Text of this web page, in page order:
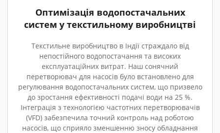
Оптимізація водопостачальних
систем у текстильному виробництві
Текстильне виробництво в Індії страждало від
непостійного водопостачання та високих
експлуатаційних витрат. Наш сонячний
перетворювач для насосів було встановлено для
регулювання водопостачальних систем, що призвело
до зростання ефективності подачі води на 25 %.
Інтеграція з технологією частотних перетворювачів
(VFD) забезпечила точний контроль над роботою
насосів, що сприяло зменшенню зносу обладнання